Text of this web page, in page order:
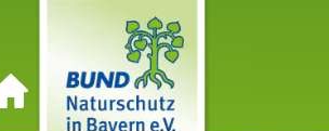
Zur Startseite